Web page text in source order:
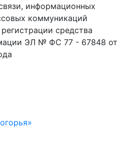
информационных
коммуникаций
средства
ЭЛ № ФС 77 - 67848 от